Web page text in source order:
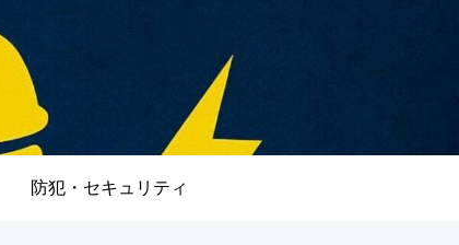
防犯・セキュリティ